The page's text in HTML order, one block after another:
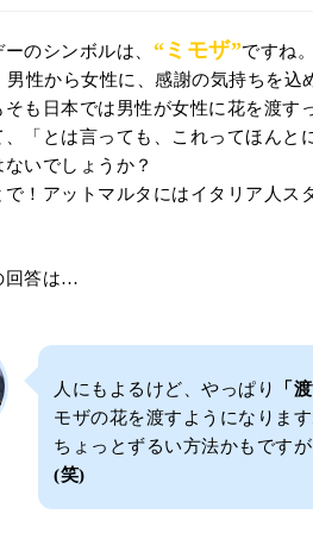
のシンボルは、 “ミモザ”ですね
男性から女性に、感謝の気持ちを込
そも日本では男性が女性に花を渡
、「とは言っても、これってほん
いでしょうか？
で！アットマルタにはイタリア人
回答は…
人にもよるけど、やっぱり
「
モザの花を渡すようになりま
ちょっとずるい方法かもです
(笑)